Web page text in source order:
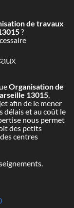
de travaux
?
Organisation de
13015,
afin de le mener
délais et au coût le
nous permet
des petits
centres